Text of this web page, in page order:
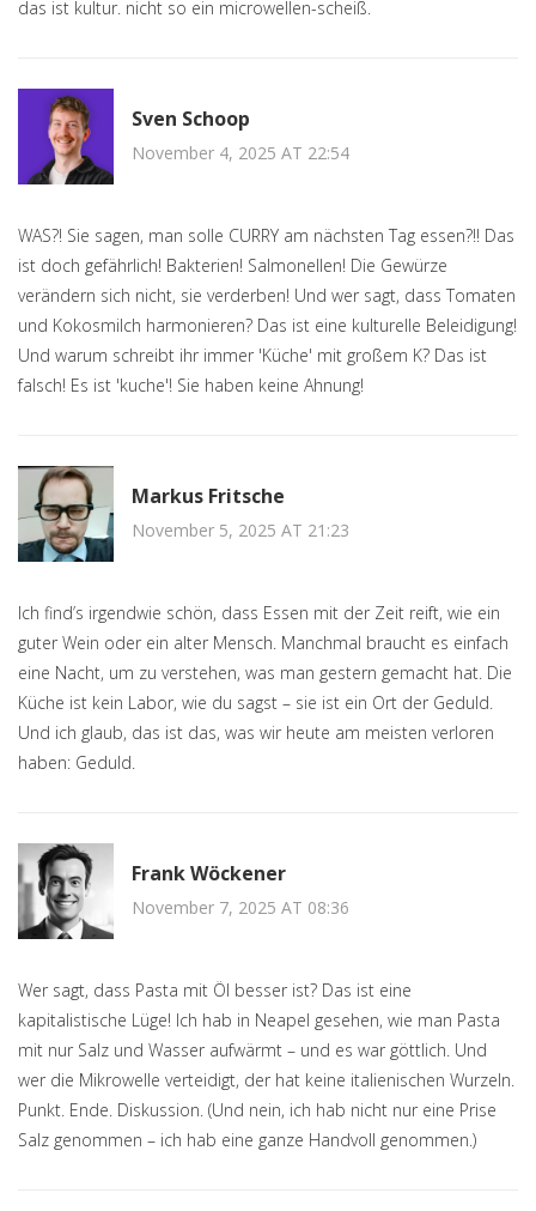
das ist kultur. nicht so ein microwellen-scheiß.
Sven Schoop
November 4, 2025 AT 22:54
WAS?! Sie sagen, man solle CURRY am nächsten Tag essen?!! Das
ist doch gefährlich! Bakterien! Salmonellen! Die Gewürze
verändern sich nicht, sie verderben! Und wer sagt, dass Tomaten
und Kokosmilch harmonieren? Das ist eine kulturelle Beleidigung!
Und warum schreibt ihr immer 'Küche' mit großem K? Das ist
falsch! Es ist 'kuche'! Sie haben keine Ahnung!
Markus Fritsche
November 5, 2025 AT 21:23
Ich find’s irgendwie schön, dass Essen mit der Zeit reift, wie ein
guter Wein oder ein alter Mensch. Manchmal braucht es einfach
eine Nacht, um zu verstehen, was man gestern gemacht hat. Die
Küche ist kein Labor, wie du sagst – sie ist ein Ort der Geduld.
Und ich glaub, das ist das, was wir heute am meisten verloren
haben: Geduld.
Frank Wöckener
November 7, 2025 AT 08:36
Wer sagt, dass Pasta mit Öl besser ist? Das ist eine
kapitalistische Lüge! Ich hab in Neapel gesehen, wie man Pasta
mit nur Salz und Wasser aufwärmt – und es war göttlich. Und
wer die Mikrowelle verteidigt, der hat keine italienischen Wurzeln.
Punkt. Ende. Diskussion. (Und nein, ich hab nicht nur eine Prise
Salz genommen – ich hab eine ganze Handvoll genommen.)